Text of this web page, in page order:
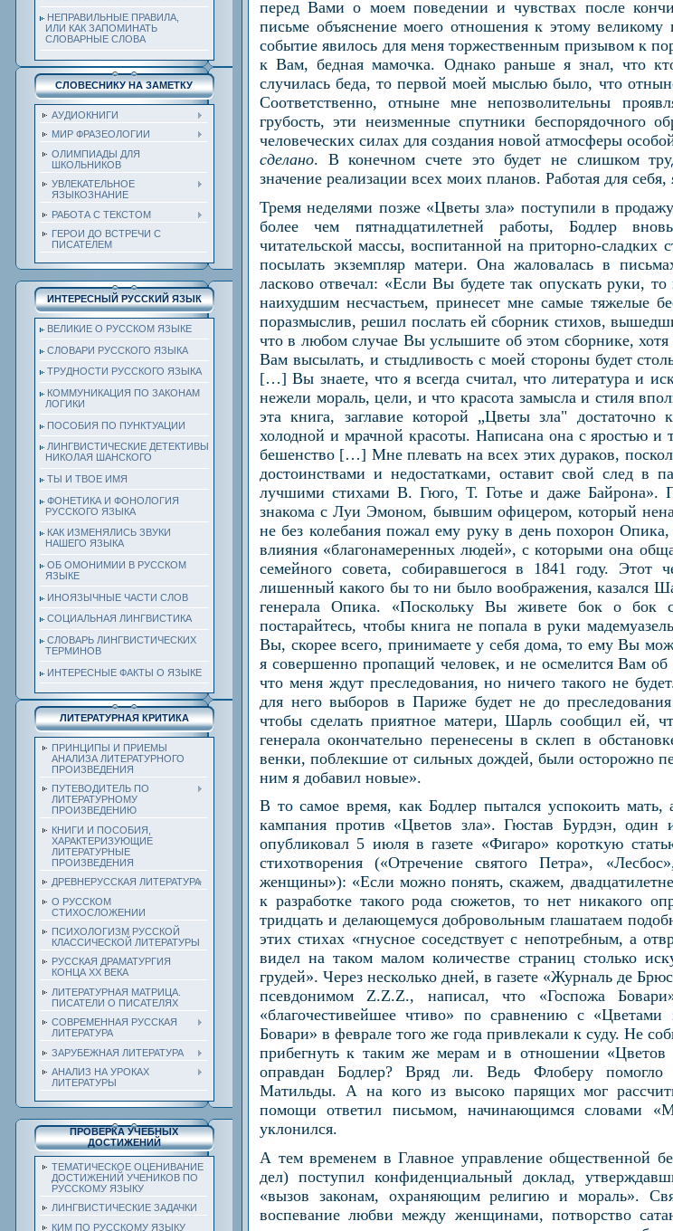
НЕПРАВИЛЬНЫЕ ПРАВИЛА,
ИЛИ КАК ЗАПОМИНАТЬ
СЛОВАРНЫЕ СЛОВА
СЛОВЕСНИКУ НА ЗАМЕТКУ
АУДИОКНИГИ
МИР ФРАЗЕОЛОГИИ
ОЛИМПИАДЫ ДЛЯ
ШКОЛЬНИКОВ
УВЛЕКАТЕЛЬНОЕ
ЯЗЫКОЗНАНИЕ
РАБОТА С ТЕКСТОМ
ГЕРОИ ДО ВСТРЕЧИ С
ПИСАТЕЛЕМ
ИНТЕРЕСНЫЙ РУССКИЙ ЯЗЫК
ВЕЛИКИЕ О РУССКОМ ЯЗЫКЕ
СЛОВАРИ РУССКОГО ЯЗЫКА
ТРУДНОСТИ РУССКОГО ЯЗЫКА
КОММУНИКАЦИЯ ПО ЗАКОНАМ
ЛОГИКИ
ПОСОБИЯ ПО ПУНКТУАЦИИ
ЛИНГВИСТИЧЕСКИЕ ДЕТЕКТИВЫ
НИКОЛАЯ ШАНСКОГО
ТЫ И ТВОЕ ИМЯ
ФОНЕТИКА И ФОНОЛОГИЯ
РУССКОГО ЯЗЫКА
КАК ИЗМЕНЯЛИСЬ ЗВУКИ
НАШЕГО ЯЗЫКА
ОБ ОМОНИМИИ В РУССКОМ
ЯЗЫКЕ
ИНОЯЗЫЧНЫЕ ЧАСТИ СЛОВ
СОЦИАЛЬНАЯ ЛИНГВИСТИКА
СЛОВАРЬ ЛИНГВИСТИЧЕСКИХ
ТЕРМИНОВ
ИНТЕРЕСНЫЕ ФАКТЫ О ЯЗЫКЕ
ЛИТЕРАТУРНАЯ КРИТИКА
ПРИНЦИПЫ И ПРИЕМЫ
АНАЛИЗА ЛИТЕРАТУРНОГО
ПРОИЗВЕДЕНИЯ
ПУТЕВОДИТЕЛЬ ПО
ЛИТЕРАТУРНОМУ
ПРОИЗВЕДЕНИЮ
КНИГИ И ПОСОБИЯ,
ХАРАКТЕРИЗУЮЩИЕ
ЛИТЕРАТУРНЫЕ
ПРОИЗВЕДЕНИЯ
ДРЕВНЕРУССКАЯ ЛИТЕРАТУРА
О РУССКОМ
СТИХОСЛОЖЕНИИ
ПСИХОЛОГИЗМ РУССКОЙ
КЛАССИЧЕСКОЙ ЛИТЕРАТУРЫ
РУССКАЯ ДРАМАТУРГИЯ
КОНЦА ХХ ВЕКА
ЛИТЕРАТУРНАЯ МАТРИЦА.
ПИСАТЕЛИ О ПИСАТЕЛЯХ
СОВРЕМЕННАЯ РУССКАЯ
ЛИТЕРАТУРА
ЗАРУБЕЖНАЯ ЛИТЕРАТУРА
АНАЛИЗ НА УРОКАХ
ЛИТЕРАТУРЫ
ПРОВЕРКА УЧЕБНЫХ
ДОСТИЖЕНИЙ
ТЕМАТИЧЕСКОЕ ОЦЕНИВАНИЕ
ДОСТИЖЕНИЙ УЧЕНИКОВ ПО
РУССКОМУ ЯЗЫКУ
ЛИНГВИСТИЧЕСКИЕ ЗАДАЧКИ
КИМ ПО РУССКОМУ ЯЗЫКУ
перед Вами о моем поведении и чувствах после
письме объяснение моего отношения к этому
событие явилось для меня торжественным призывом к
к Вам, бедная мамочка. Однако раньше я знал, что
случилась беда, то первой моей мыслью было, что
Соответственно, отныне мне непозволительны
грубость, эти неизменные спутники беспорядочного
человеческих силах для создания новой атмосферы
сделано. В конечном счете это будет не слишком
значение реализации всех моих планов. Работая для себя,
Тремя неделями позже «Цветы зла» поступили в
более чем пятнадцатилетней работы, Бодлер
читательской массы, воспитанной на приторно-сладких
посылать экземпляр матери. Она жаловалась в
ласково отвечал: «Если Вы будете так опускать руки,
наихудшим несчастьем, принесет мне самые тяжелые
поразмыслив, решил послать ей сборник стихов,
что в любом случае Вы услышите об этом сборнике, хотя
Вам высылать, и стыдливость с моей стороны будет
[…] Вы знаете, что я всегда считал, что литература и
нежели мораль, цели, и что красота замысла и стиля
эта книга, заглавие которой „Цветы зла"
холодной и мрачной красоты. Написана она с яростью
бешенство […] Мне плевать на всех этих дураков,
достоинствами и недостатками, оставит свой след в
лучшими стихами В. Гюго, Т. Готье и даже Байрона».
знакома с Луи Эмоном, бывшим офицером, который
не без колебания пожал ему руку в день похорон
влияния «благонамеренных людей», с которыми она
семейного совета, собиравшегося в 1841 году. Этот
лишенный какого бы то ни было воображения, казался
генерала Опика. «Поскольку Вы живете бок о
постарайтесь, чтобы книга не попала в руки
Вы, скорее всего, принимаете у себя дома, то ему Вы
я совершенно пропащий человек, и не осмелится Вам об
что меня ждут преследования, но ничего такого не
для него выборов в Париже будет не до
чтобы сделать приятное матери, Шарль сообщил ей,
генерала окончательно перенесены в склеп в
венки, поблекшие от сильных дождей, были осторожно
ним я добавил новые».
В то самое время, как Бодлер пытался успокоить мать,
кампания против «Цветов зла». Гюстав Бурдэн, один
опубликовал 5 июля в газете «Фигаро» короткую
стихотворения («Отречение святого Петра»,
женщины»): «Если можно понять, скажем,
к разработке такого рода сюжетов, то нет никакого
тридцать и делающемуся добровольным глашатаем
этих стихах «гнусное соседствует с непотребным, а
видел на таком малом количестве страниц столько
грудей». Через несколько дней, в газете «Журналь де
псевдонимом Z.Z.Z., написал, что «Госпожа
«благочестивейшее чтиво» по сравнению с
Бовари» в феврале того же года привлекали к суду. Не
прибегнуть к таким же мерам и в отношении «Цветов
оправдан Бодлер? Вряд ли. Ведь Флоберу помогло
Матильды. А на кого из высоко парящих мог
помощи ответил письмом, начинающимся словами
уклонился.
А тем временем в Главное управление общественной
дел) поступил конфиденциальный доклад,
«вызов законам, охраняющим религию и мораль».
воспевание любви между женщинами, потворство